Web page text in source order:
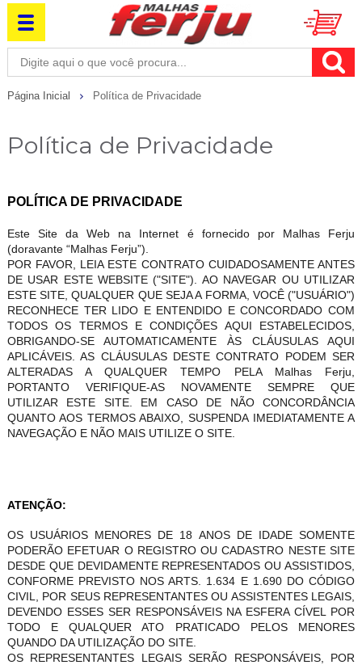
Página Inicial Política de Privacidade
Política de Privacidade
POLÍTICA DE PRIVACIDADE
Este Site da Web na Internet é fornecido por Malhas Ferju
(doravante “Malhas Ferju”).
POR FAVOR, LEIA ESTE CONTRATO CUIDADOSAMENTE ANTES
DE USAR ESTE WEBSITE ("SITE"). AO NAVEGAR OU UTILIZAR
ESTE SITE, QUALQUER QUE SEJA A FORMA, VOCÊ ("USUÁRIO")
RECONHECE TER LIDO E ENTENDIDO E CONCORDADO COM
TODOS OS TERMOS E CONDIÇÕES AQUI ESTABELECIDOS,
OBRIGANDO-SE AUTOMATICAMENTE ÀS CLÁUSULAS AQUI
APLICÁVEIS. AS CLÁUSULAS DESTE CONTRATO PODEM SER
ALTERADAS A QUALQUER TEMPO PELA Malhas Ferju,
PORTANTO VERIFIQUE-AS NOVAMENTE SEMPRE QUE
UTILIZAR ESTE SITE. EM CASO DE NÃO CONCORDÂNCIA
QUANTO AOS TERMOS ABAIXO, SUSPENDA IMEDIATAMENTE A
NAVEGAÇÃO E NÃO MAIS UTILIZE O SITE.
ATENÇÃO:
OS USUÁRIOS MENORES DE 18 ANOS DE IDADE SOMENTE
PODERÃO EFETUAR O REGISTRO OU CADASTRO NESTE SITE
DESDE QUE DEVIDAMENTE REPRESENTADOS OU ASSISTIDOS,
CONFORME PREVISTO NOS ARTS. 1.634 E 1.690 DO CÓDIGO
CIVIL, POR SEUS REPRESENTANTES OU ASSISTENTES LEGAIS,
DEVENDO ESSES SER RESPONSÁVEIS NA ESFERA CÍVEL POR
TODO E QUALQUER ATO PRATICADO PELOS MENORES
QUANDO DA UTILIZAÇÃO DO SITE.
OS REPRESENTANTES LEGAIS SERÃO RESPONSÁVEIS, POR